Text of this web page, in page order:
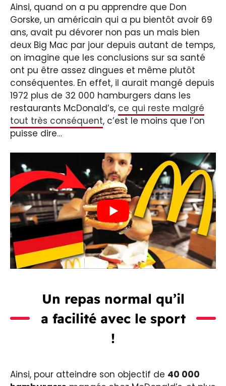
Ainsi, quand on a pu apprendre que Don
Gorske, un américain qui a pu bientôt avoir 69
ans, avait pu dévorer non pas un mais bien
deux Big Mac par jour depuis autant de temps,
on imagine que les conclusions sur sa santé
ont pu être assez dingues et même plutôt
conséquentes. En effet, il aurait mangé depuis
1972 plus de 32 000 hamburgers dans les
restaurants McDonald’s, ce qui reste malgré
tout très conséquent, c’est le moins que l’on
puisse dire…
Un repas normal qu’il
a facilité avec le sport
!
Ainsi, pour atteindre son objectif de 40 000